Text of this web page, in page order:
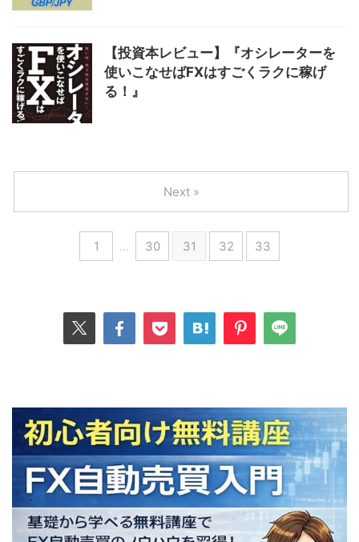
【投資本レビュー】『オシレーターを
使いこなせばFXはすごくラクに稼げ
る！』
1 … 30 31 32 33
Next »